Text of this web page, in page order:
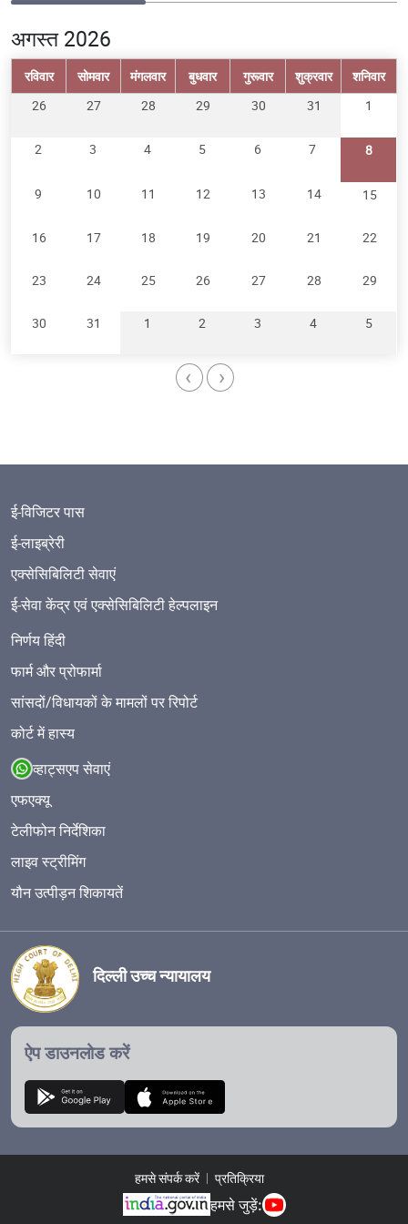
अगस्त 2026
रविवार सोमवार मंगलवार बुधवार गुरूवार शुक्रवार
शनिवार
26
27 28 29 30 31 1
2 3 4 5 6 7 8
9 10 11 12 13 14 15
16 17 18 19 20 21 22
23 24 25 26 27 28 29
30 31 1 2 3 4 5
‹ ›
ई-विजिटर पास
ई-लाइब्रेरी
एक्सेसिबिलिटी सेवाएं
ई-सेवा केंद्र एवं एक्सेसिबिलिटी हेल्पलाइन
निर्णय हिंदी
फार्म और प्रोफार्मा
सांसदों/विधायकों के मामलों पर रिपोर्ट
कोर्ट में हास्य
व्हाट्सएप सेवाएं
एफएक्यू
टेलीफोन निर्देशिका
लाइव स्ट्रीमिंग
यौन उत्पीड़न शिकायतें
दिल्ली उच्च न्यायालय
ऐप डाउनलोड करें
हमसे संपर्क करें प्रतिक्रिया
हमसे जुड़ें: